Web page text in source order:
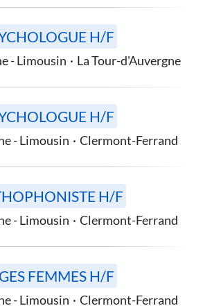
H/F
- Limousin · La Tour-d'Auvergne
H/F
- Limousin · Clermont-Ferrand
H/F
- Limousin · Clermont-Ferrand
FEMMES H/F
- Limousin · Clermont-Ferrand